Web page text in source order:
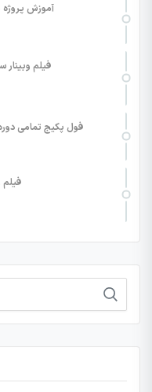
آموزش پروژه
فیلم
فول پکیج تمامی